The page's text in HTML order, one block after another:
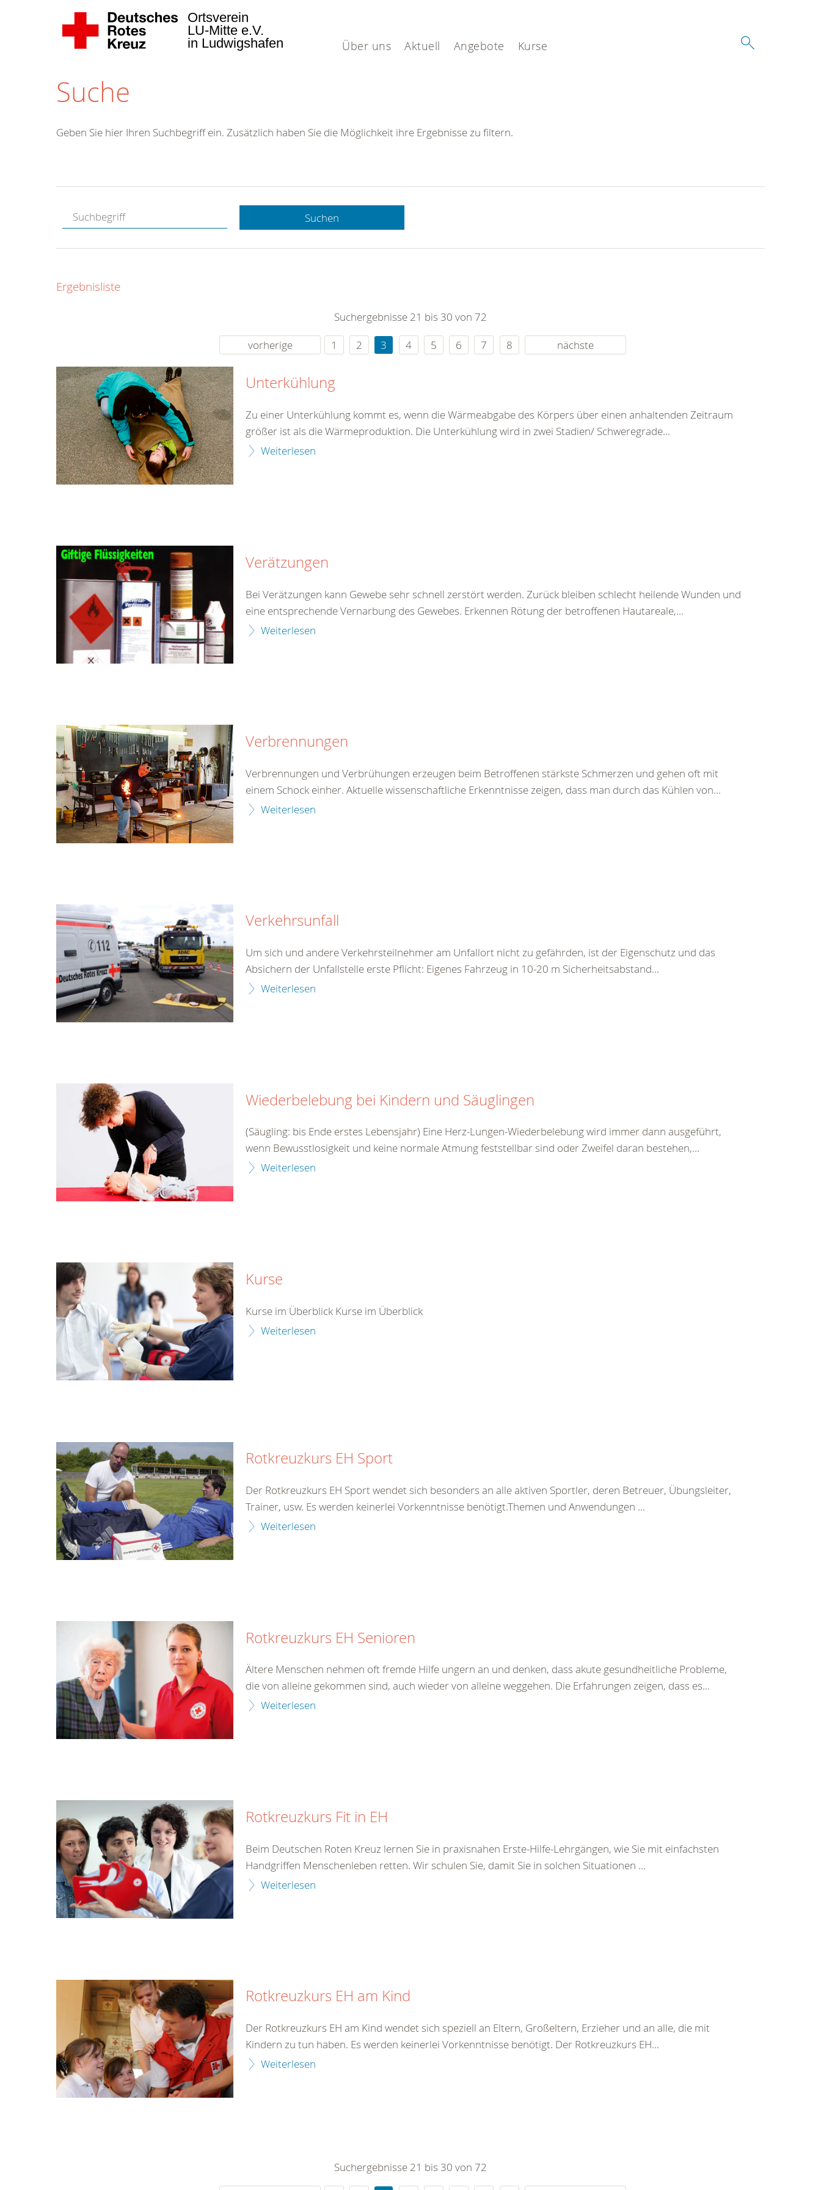
Über uns Aktuell Angebote Kurse
Ortsverein
LU-Mitte e.V.
in Ludwigshafen
Suche
Hotline.
gerne.
rund um die Uhr
Geben Sie hier Ihren Suchbegriff ein. Zusätzlich haben Sie die Möglichkeit ihre Ergebnisse zu filtern.
Suchen
Ergebnisliste
Suchergebnisse 21 bis 30 von 72
vorherige
1 2 3 4 5 6 7 8 nächste
Unterkühlung
Zu einer Unterkühlung kommt es, wenn die Wärmeabgabe des Körpers über einen anhaltenden Zeitraum
größer ist als die Wärmeproduktion. Die Unterkühlung wird in zwei Stadien/ Schweregrade...
Weiterlesen
Verätzungen
Bei Verätzungen kann Gewebe sehr schnell zerstört werden. Zurück bleiben schlecht heilende Wunden und
eine entsprechende Vernarbung des Gewebes. Erkennen Rötung der betroffenen Hautareale,...
Weiterlesen
Verbrennungen
Verbrennungen und Verbrühungen erzeugen beim Betroffenen stärkste Schmerzen und gehen oft mit
einem Schock einher. Aktuelle wissenschaftliche Erkenntnisse zeigen, dass man durch das Kühlen von...
Weiterlesen
Verkehrsunfall
Um sich und andere Verkehrsteilnehmer am Unfallort nicht zu gefährden, ist der Eigenschutz und das
Absichern der Unfallstelle erste Pflicht: Eigenes Fahrzeug in 10-20 m Sicherheitsabstand...
Weiterlesen
Wiederbelebung bei Kindern und Säuglingen
(Säugling: bis Ende erstes Lebensjahr) Eine Herz-Lungen-Wiederbelebung wird immer dann ausgeführt,
wenn Bewusstlosigkeit und keine normale Atmung feststellbar sind oder Zweifel daran bestehen,...
Weiterlesen
Kurse
Kurse im Überblick Kurse im Überblick
Weiterlesen
Rotkreuzkurs EH Sport
Der Rotkreuzkurs EH Sport wendet sich besonders an alle aktiven Sportler, deren Betreuer, Übungsleiter,
Trainer, usw. Es werden keinerlei Vorkenntnisse benötigt.Themen und Anwendungen ...
Weiterlesen
Rotkreuzkurs EH Senioren
Ältere Menschen nehmen oft fremde Hilfe ungern an und denken, dass akute gesundheitliche Probleme,
die von alleine gekommen sind, auch wieder von alleine weggehen. Die Erfahrungen zeigen, dass es...
Weiterlesen
Rotkreuzkurs Fit in EH
Beim Deutschen Roten Kreuz lernen Sie in praxisnahen Erste-Hilfe-Lehrgängen, wie Sie mit einfachsten
Handgriffen Menschenleben retten. Wir schulen Sie, damit Sie in solchen Situationen ...
Weiterlesen
Rotkreuzkurs EH am Kind
Der Rotkreuzkurs EH am Kind wendet sich speziell an Eltern, Großeltern, Erzieher und an alle, die mit
Kindern zu tun haben. Es werden keinerlei Vorkenntnisse benötigt. Der Rotkreuzkurs EH...
Weiterlesen
Suchergebnisse 21 bis 30 von 72